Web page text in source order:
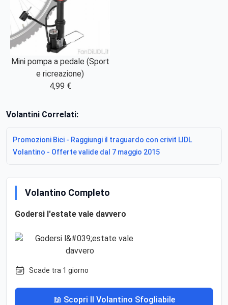
Mini pompa a pedale (Sport
e ricreazione)
4,99 €
Volantini Correlati:
Promozioni Bici - Raggiungi il traguardo con crivit LIDL
Volantino - Offerte valide dal 7 maggio 2015
Volantino Completo
Godersi l'estate vale davvero
Scade tra 1 giorno
📖 Scopri Il Volantino Sfogliabile